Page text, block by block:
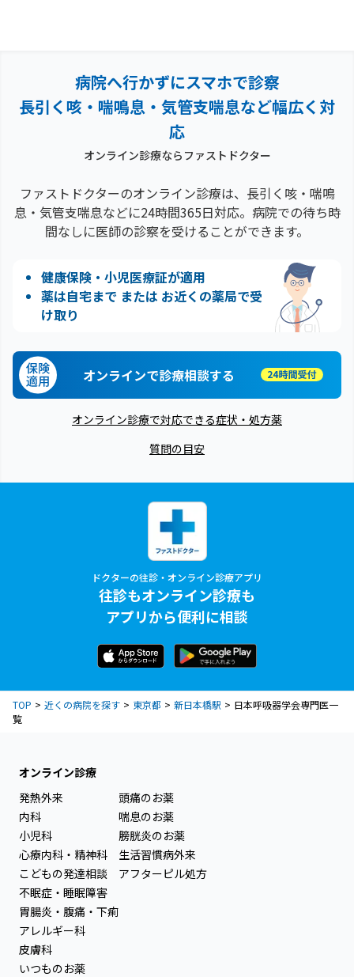
病院へ行かずにスマホで診察
長引く咳・喘鳴息・気管支喘息など幅広く対
応
オンライン診療ならファストドクター
ファストドクターのオンライン診療は、長引く咳・喘鳴
息・気管支喘息などに24時間365日対応。病院での待ち時
間なしに医師の診察を受けることができます。
健康保険・小児医療証が適用
薬は自宅まで または お近くの薬局で受
け取り
オンラインで診療相談する
オンライン診療で対応できる症状・処方薬
質問の目安
ドクターの往診・オンライン診療アプリ
往診もオンライン診療も
アプリから便利に相談
TOP 近くの病院を探す 東京都 新日本橋駅
日本呼吸器学会専門医一
覧
オンライン診療
発熱外来
内科
小児科
心療内科・精神科
こどもの発達相談
不眠症・睡眠障害
胃腸炎・腹痛・下痢
アレルギー科
皮膚科
いつものお薬
頭痛のお薬
喘息のお薬
膀胱炎のお薬
生活習慣病外来
アフターピル処方